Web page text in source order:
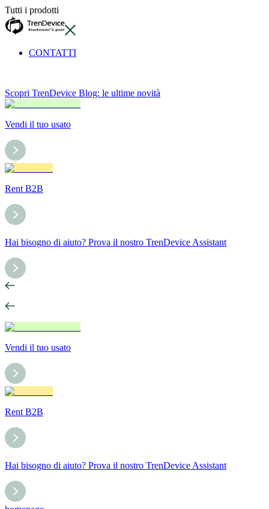
Tutti i prodotti
CONTATTI
Scopri TrenDevice Blog: le ultime novità
Vendi il tuo usato
Rent B2B
Hai bisogno di aiuto? Prova il nostro TrenDevice Assistant
Vendi il tuo usato
Rent B2B
Hai bisogno di aiuto? Prova il nostro TrenDevice Assistant